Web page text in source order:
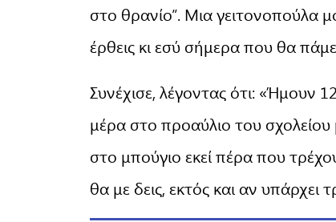
στο θρανίο”. Μια γειτονοπούλα
έρθεις κι εσύ σήμερα που θα
Συνέχισε, λέγοντας ότι: «Ήμουν
μέρα στο προαύλιο του σχολείου
στο μπούγιο εκεί πέρα που
θα με δεις, εκτός και αν υπάρχει